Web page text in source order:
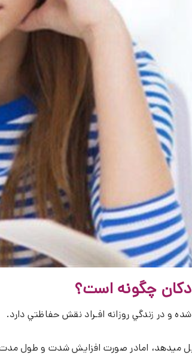
چگونه است؟
و در زندگي روزانه افـراد نقش حفاظتي دارد.
ميدهد، امادر صورت افزايش شدت و طول